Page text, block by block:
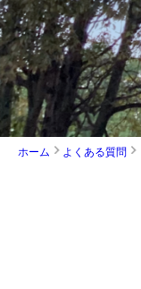
ホーム よくある質問